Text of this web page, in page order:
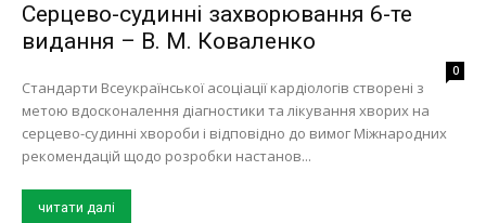
Серцево-судинні захворювання 6-те
видання – В. М. Коваленко
0
Стандарти Всеукраїнської асоціації кардіологів створені з
метою вдосконалення діагностики та лікування хворих на
серцево-судинні хвороби і відповідно до вимог Міжнародних
рекомендацій щодо розробки настанов...
читати далі